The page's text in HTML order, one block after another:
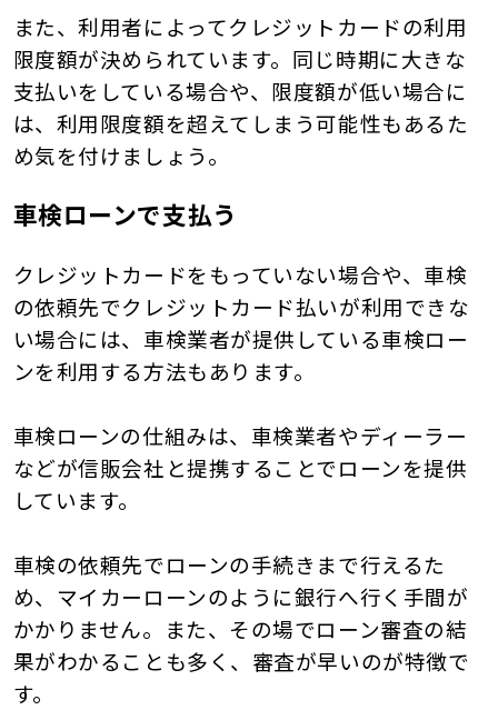
また、利用者によってクレジットカードの利用
限度額が決められています。同じ時期に大きな
支払いをしている場合や、限度額が低い場合に
は、利用限度額を超えてしまう可能性もあるた
め気を付けましょう。
車検ローンで支払う
クレジットカードをもっていない場合や、車検
の依頼先でクレジットカード払いが利用できな
い場合には、車検業者が提供している車検ロー
ンを利用する方法もあります。
車検ローンの仕組みは、車検業者やディーラー
などが信販会社と提携することでローンを提供
しています。
車検の依頼先でローンの手続きまで行えるた
め、マイカーローンのように銀行へ行く手間が
かかりません。また、その場でローン審査の結
果がわかることも多く、審査が早いのが特徴で
す。